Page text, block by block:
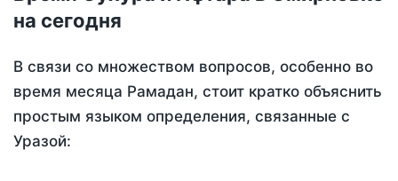
на сегодня
В связи со множеством вопросов, особенно во
время месяца Рамадан, стоит кратко объяснить
простым языком определения, связанные с
Уразой: